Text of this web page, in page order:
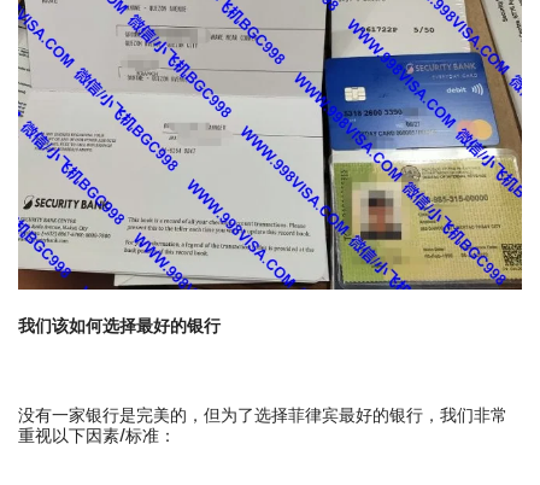
我们该如何选择最好的银行
没有一家银行是完美的，但为了选择菲律宾最好的银行，我们非常
重视以下因素/标准：